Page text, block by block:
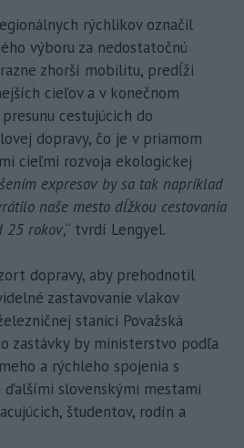
rýchlikov označil
výboru za nedostatočnú
zhorší mobilitu, predĺži
cieľov a v konečnom
cestujúcich do
dopravy, čo je v priamom
cieľmi rozvoja ekologickej
expresov by sa tak napríklad
naše mesto dĺžkou cestovania
25 rokov,“ tvrdí Lengyel.
dopravy, aby prehodnotil
zastavovanie vlakov
stanici Považská
zastávky by ministerstvo podľa
a rýchleho spojenia s
ďalšími slovenskými mestami
študentov, rodín a